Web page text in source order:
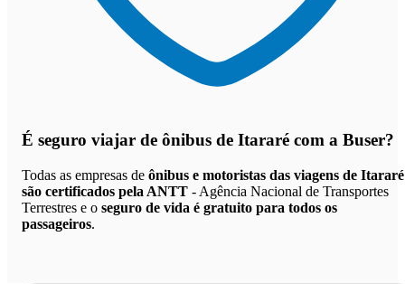
É seguro viajar de ônibus de Itararé com a Buser?
Todas as empresas de ônibus e motoristas das viagens de Itararé
são certificados pela ANTT - Agência Nacional de Transportes
Terrestres e o seguro de vida é gratuito para todos os
passageiros.